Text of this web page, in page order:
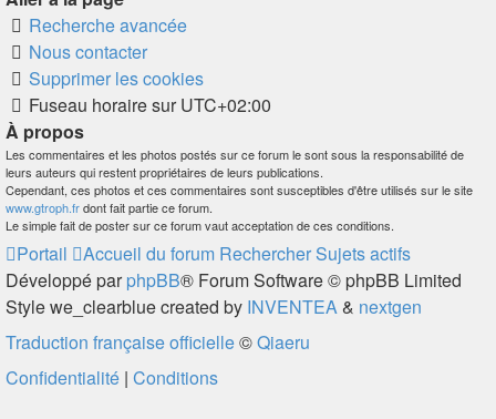
Recherche avancée
Nous contacter
Supprimer les cookies
Fuseau horaire surUTC+02:00
À propos
Les commentaires et les photos postés sur ce forum le sont sous la responsabilité de
leurs auteurs qui restent propriétaires de leurs publications.
Cependant, ces photos et ces commentaires sont susceptibles d'être utilisés sur le site
www.gtroph.frdont fait partie ce forum.
Le simple fait de poster sur ce forum vaut acceptation de ces conditions.
Portail Accueil du forum Rechercher Sujets actifs
Développé parphpBB® Forum Software © phpBB Limited
Style we_clearblue created by INVENTEA & nextgen
Traduction française officielle©Qiaeru
Confidentialité | Conditions